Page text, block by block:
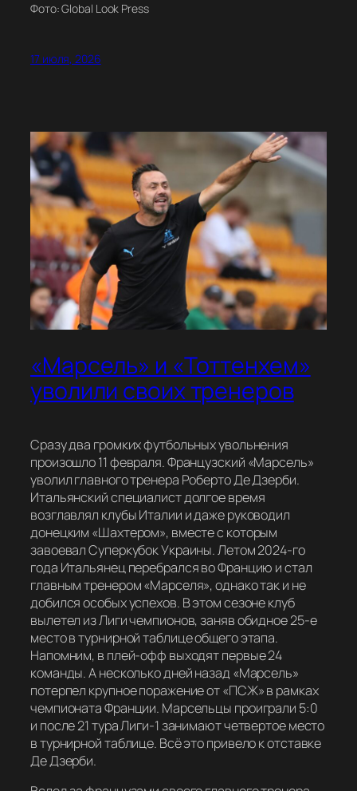
Фото: Global Look Press
17 июля, 2026
«Марсель» и «Тоттенхем»
уволили своих тренеров
Сразу два громких футбольных увольнения
произошло 11 февраля. Французский «Марсель»
уволил главного тренера Роберто Де Дзерби.
Итальянский специалист долгое время
возглавлял клубы Италии и даже руководил
донецким «Шахтером», вместе с которым
завоевал Суперкубок Украины. Летом 2024-го
года Итальянец перебрался во Францию и стал
главным тренером «Марселя», однако так и не
добился особых успехов. В этом сезоне клуб
вылетел из Лиги чемпионов, заняв обидное 25-е
место в турнирной таблице общего этапа.
Напомним, в плей-офф выходят первые 24
команды. А несколько дней назад «Марсель»
потерпел крупное поражение от «ПСЖ» в рамках
чемпионата Франции. Марсельцы проиграли 5:0
и после 21 тура Лиги-1 занимают четвертое место
в турнирной таблице. Всё это привело к отставке
Де Дзерби.